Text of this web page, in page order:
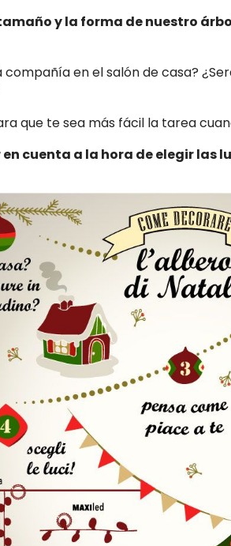
y la forma de nuestro
en el salón de casa?
que te sea más fácil la tarea
cuenta a la hora de elegir las